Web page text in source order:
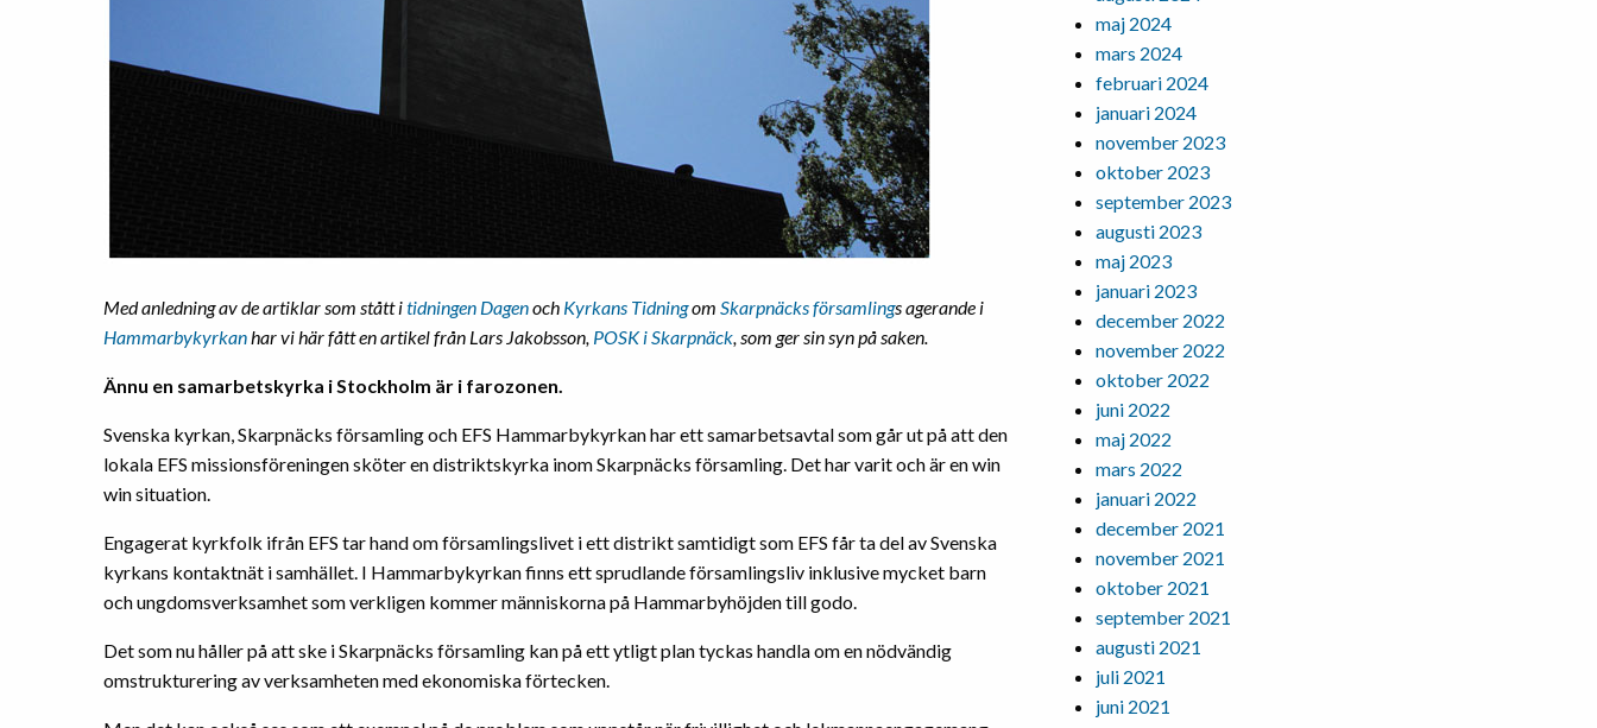
Med anledning av de artiklar som stått itidningen Dagenoch Kyrkans Tidningom Skarpnäcks församlings agerande i
Hammarbykyrkanhar vi här fått en artikel från Lars Jakobsson, POSK i Skarpnäck, som ger sin syn på saken.
Ännu en samarbetskyrka i Stockholm är i farozonen.
Svenska kyrkan, Skarpnäcks församling och EFS Hammarbykyrkan har ett samarbetsavtal som går ut på att den
lokala EFS missionsföreningen sköter en distriktskyrka inom Skarpnäcks församling. Det har varit och är en win
win situation.
Engagerat kyrkfolk ifrån EFS tar hand om församlingslivet i ett distrikt samtidigt som EFS får ta del av Svenska
kyrkans kontaktnät i samhället. I Hammarbykyrkan finns ett sprudlande församlingsliv inklusive mycket barn
och ungdomsverksamhet som verkligen kommer människorna på Hammarbyhöjden till godo.
Det som nu håller på att ske i Skarpnäcks församling kan på ett ytligt plan tyckas handla om en nödvändig
omstrukturering av verksamheten med ekonomiska förtecken.
maj 2024
mars 2024
februari 2024
januari 2024
november 2023
oktober 2023
september 2023
augusti 2023
maj 2023
januari 2023
december 2022
november 2022
oktober 2022
juni 2022
maj 2022
mars 2022
januari 2022
december 2021
november 2021
oktober 2021
september 2021
augusti 2021
juli 2021
juni 2021